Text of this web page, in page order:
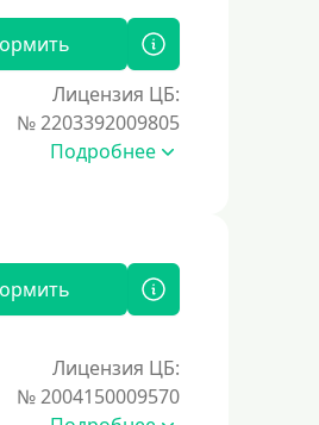
Лицензия ЦБ:
№ 2203392009805
Подробнее
Лицензия ЦБ:
№ 2004150009570